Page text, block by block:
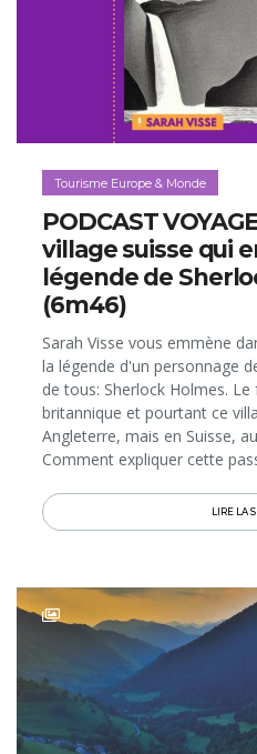
Tourisme Europe & Monde
PODCAST
village suisse qui
légende de
(6m46)
Sarah Visse vous emmène
la légende d'un personnage
de tous: Sherlock Holmes.
britannique et pourtant ce
Angleterre, mais en Suisse,
Comment expliquer cette
LIRE LA